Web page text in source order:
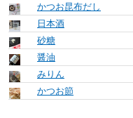
かつお昆布だし
日本酒
砂糖
醤油
みりん
かつお節